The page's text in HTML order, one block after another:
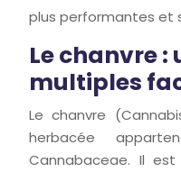
plus performantes et
Le chanvre
multiples
Le chanvre
herbacée
Cannabaceae. Il